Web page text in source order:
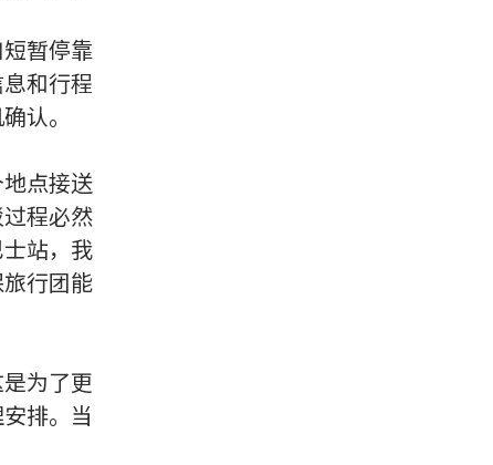
暂停靠
和行程
认。
点接送
程必然
站，我
行团能
为了更
排。当